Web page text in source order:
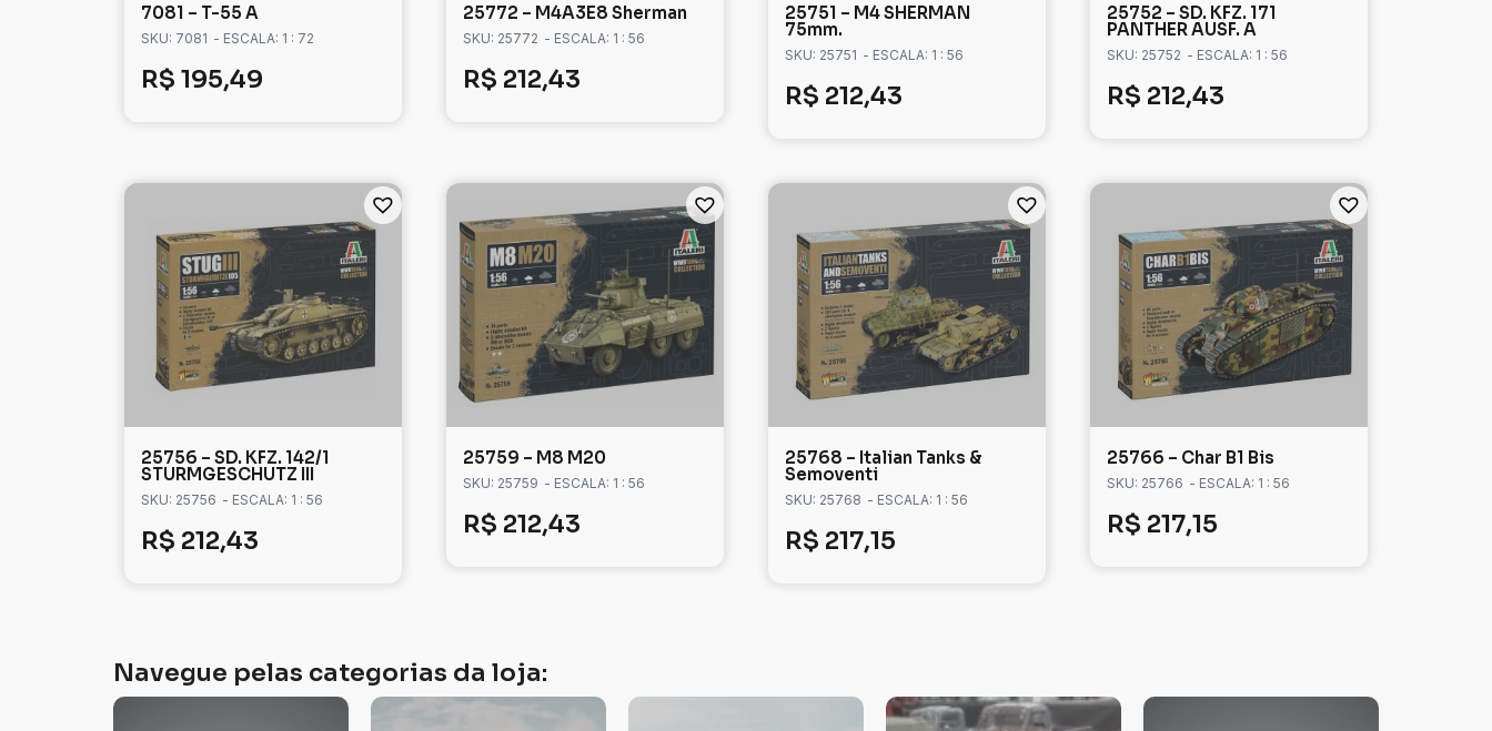
7081 – T-55 A
SKU: 7081 - ESCALA: 1 : 72
R$ 195,49
25772 – M4A3E8 Sherman
SKU: 25772 - ESCALA: 1 : 56
R$ 212,43
25751 – M4 SHERMAN
75mm.
SKU: 25751 - ESCALA: 1 : 56
R$ 212,43
25752 – SD. KFZ. 171
PANTHER AUSF. A
SKU: 25752 - ESCALA: 1 : 56
R$ 212,43
25756 – SD. KFZ. 142/1
STURMGESCHUTZ III
SKU: 25756 - ESCALA: 1 : 56
R$ 212,43
25759 – M8 M20
SKU: 25759 - ESCALA: 1 : 56
R$ 212,43
25768 – Italian Tanks &
Semoventi
SKU: 25768 - ESCALA: 1 : 56
R$ 217,15
25766 – Char B1 Bis
SKU: 25766 - ESCALA: 1 : 56
R$ 217,15
Navegue pelas categorias da loja: